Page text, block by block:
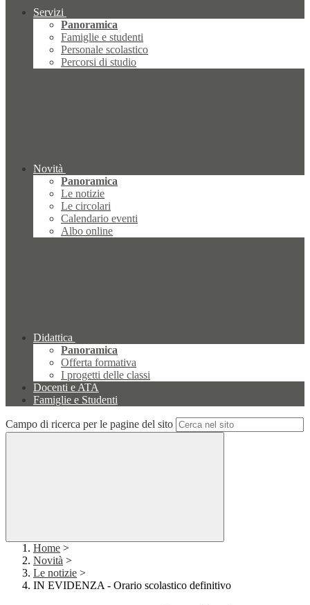
Servizi
Panoramica
Famiglie e studenti
Personale scolastico
Percorsi di studio
Novità
Panoramica
Le notizie
Le circolari
Calendario eventi
Albo online
Didattica
Panoramica
Offerta formativa
I progetti delle classi
Docenti e ATA
Famiglie e Studenti
Campo di ricerca per le pagine del sito
Home >
Novità >
Le notizie >
IN EVIDENZA - Orario scolastico definitivo